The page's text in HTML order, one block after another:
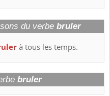
du verbe bruler
à tous les temps.
bruler